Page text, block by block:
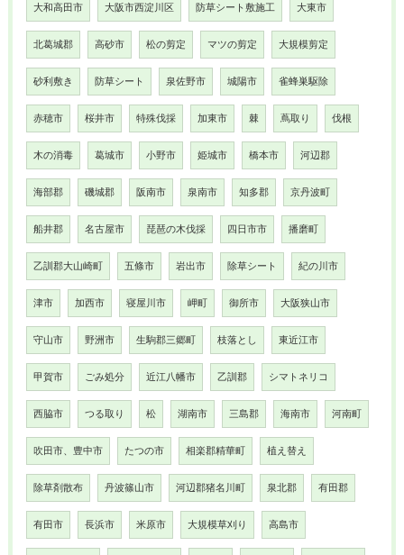
大和高田市 大阪市西淀川区 防草シート敷施工 大東市
北葛城郡 高砂市 松の剪定 マツの剪定 大規模剪定
砂利敷き 防草シート 泉佐野市 城陽市 雀蜂巣駆除
赤穂市 桜井市 特殊伐採 加東市 棘 蔦取り 伐根
木の消毒 葛城市 小野市 姫城市 橋本市 河辺郡
海部郡 磯城郡 阪南市 泉南市 知多郡 京丹波町
船井郡 名古屋市 琵琶の木伐採 四日市市 播磨町
乙訓郡大山崎町 五條市 岩出市 除草シート 紀の川市
津市 加西市 寝屋川市 岬町 御所市 大阪狭山市
守山市 野洲市 生駒郡三郷町 枝落とし 東近江市
甲賀市 ごみ処分 近江八幡市 乙訓郡 シマトネリコ
西脇市 つる取り 松 湖南市 三島郡 海南市 河南町
吹田市、豊中市 たつの市 相楽郡精華町 植え替え
除草剤散布 丹波篠山市 河辺郡猪名川町 泉北郡 有田郡
有田市 長浜市 米原市 大規模草刈り 高島市